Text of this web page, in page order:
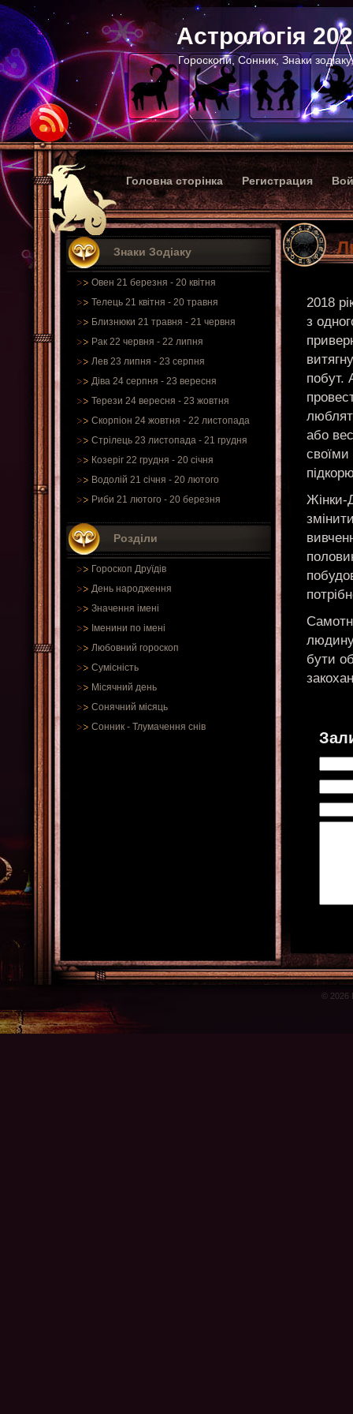
Астрологія
Гороскопи, Сонник, Знаки
Головна сторінка Регистрация
Знаки Зодіаку
Овен 21 березня - 20 квітня
Телець 21 квітня - 20 травня
Близнюки 21 травня - 21 червня
Рак 22 червня - 22 липня
Лев 23 липня - 23 серпня
Діва 24 серпня - 23 вересня
Терези 24 вересня - 23 жовтня
Скорпіон 24 жовтня - 22 листопада
Стрілець 23 листопада - 21 грудня
Козеріг 22 грудня - 20 січня
Водолій 21 січня - 20 лютого
Риби 21 лютого - 20 березня
Розділи
Гороскоп Друїдів
День народження
Значення імені
Іменини по імені
Любовний гороскоп
Сумісність
Місячний день
Сонячний місяць
Сонник - Тлумачення снів
2018
з
побут.
або
Жінки-
людину
бути
© 2026